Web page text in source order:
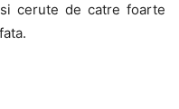
cerute de catre foarte